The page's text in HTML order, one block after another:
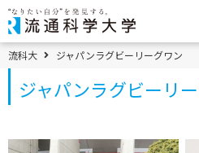
コ
ン
テ
ン
ツ
へ
移
パンくずメニュー
流科大 ジャパンラグビーリーグワン
ジャパンラグビーリ